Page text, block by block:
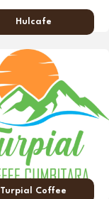
Hulcafe
Turpial Coffee